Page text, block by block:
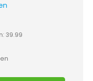
39.99